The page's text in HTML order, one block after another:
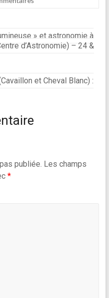
» et astronomie à
d’Astronomie) – 24 &
et Cheval Blanc) :
publiée. Les champs
*